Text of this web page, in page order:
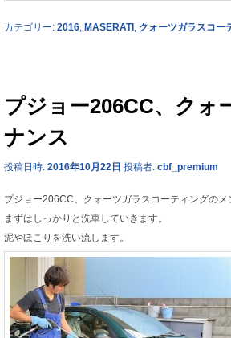
カテゴリー: 2016, MASERATI , クォーツガラスコー
プジョー206CC、クォ
ナンス
投稿日時: 2016年10月22日 投稿者: cbf_premium
プジョー206CC、クォーツガラスコーティングのメ
まずはしっかりと洗車していきます。
泥やほこりを洗い流します。